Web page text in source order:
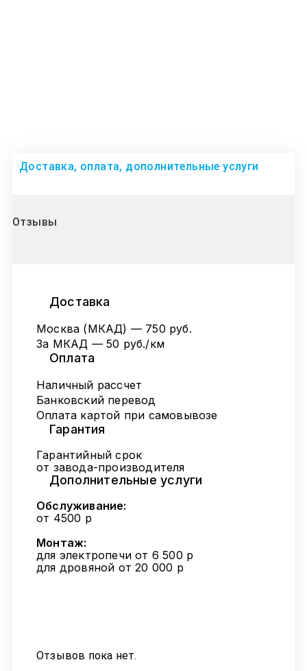
Доставка, оплата, дополнительные услуги
Отзывы
Доставка
Москва (МКАД) — 750 руб.
За МКАД — 50 руб./км
Оплата
Наличный рассчет
Банковский перевод
Оплата картой при самовывозе
Гарантия
Гарантийный срок
от завода-производителя
Дополнительные услуги
Обслуживание:
от 4500 р
Монтаж:
для электропечи от 6 500 р
для дровяной от 20 000 р
Отзывов пока нет.